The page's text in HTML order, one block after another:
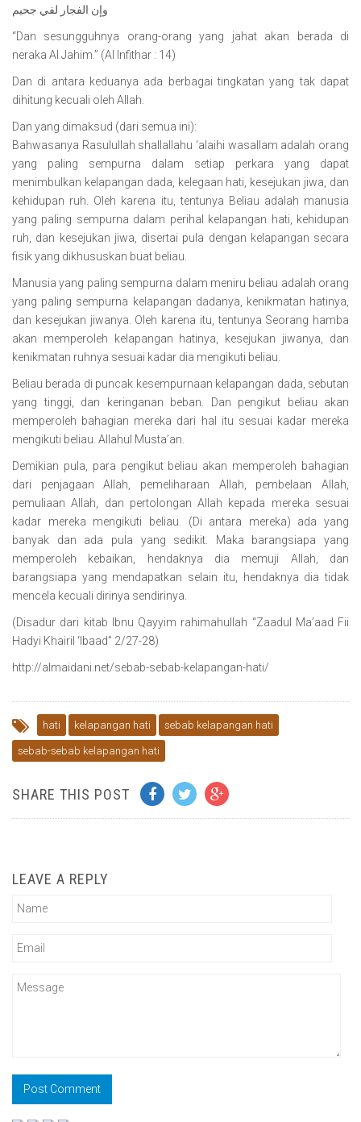
وإن الفجار لفي جحيم
“Dan sesungguhnya orang-orang yang jahat akan berada di
neraka Al Jahim.” (Al Infithar : 14)
Dan di antara keduanya ada berbagai tingkatan yang tak dapat
dihitung kecuali oleh Allah.
Dan yang dimaksud (dari semua ini):
Bahwasanya Rasulullah shallallahu ‘alaihi wasallam adalah orang
yang paling sempurna dalam setiap perkara yang dapat
menimbulkan kelapangan dada, kelegaan hati, kesejukan jiwa, dan
kehidupan ruh. Oleh karena itu, tentunya Beliau adalah manusia
yang paling sempurna dalam perihal kelapangan hati, kehidupan
ruh, dan kesejukan jiwa, disertai pula dengan kelapangan secara
fisik yang dikhususkan buat beliau.
Manusia yang paling sempurna dalam meniru beliau adalah orang
yang paling sempurna kelapangan dadanya, kenikmatan hatinya,
dan kesejukan jiwanya. Oleh karena itu, tentunya Seorang hamba
akan memperoleh kelapangan hatinya, kesejukan jiwanya, dan
kenikmatan ruhnya sesuai kadar dia mengikuti beliau.
Beliau berada di puncak kesempurnaan kelapangan dada, sebutan
yang tinggi, dan keringanan beban. Dan pengikut beliau akan
memperoleh bahagian mereka dari hal itu sesuai kadar mereka
mengikuti beliau. Allahul Musta’an.
Demikian pula, para pengikut beliau akan memperoleh bahagian
dari penjagaan Allah, pemeliharaan Allah, pembelaan Allah,
pemuliaan Allah, dan pertolongan Allah kepada mereka sesuai
kadar mereka mengikuti beliau. (Di antara mereka) ada yang
banyak dan ada pula yang sedikit. Maka barangsiapa yang
memperoleh kebaikan, hendaknya dia memuji Allah, dan
barangsiapa yang mendapatkan selain itu, hendaknya dia tidak
mencela kecuali dirinya sendirinya.
(Disadur dari kitab Ibnu Qayyim rahimahullah “Zaadul Ma’aad Fii
Hadyi Khairil ‘Ibaad” 2/27-28)
http://almaidani.net/sebab-sebab-kelapangan-hati/
hati kelapangan hati sebab kelapangan hati
sebab-sebab kelapangan hati
SHARE THIS POST
LEAVE A REPLY